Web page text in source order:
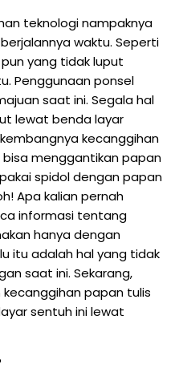
teknologi nampaknya
waktu. Seperti
yang tidak luput
Penggunaan ponsel
saat ini. Segala hal
lewat benda layar
kecanggihan
menggantikan papan
spidol dengan papan
Apa kalian pernah
informasi tentang
hanya dengan
itu adalah hal yang tidak
saat ini. Sekarang,
papan tulis
sentuh ini lewat